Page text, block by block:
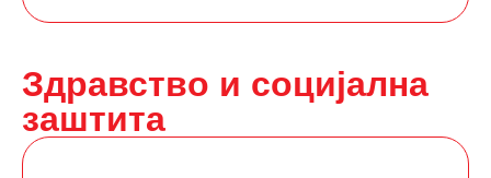
Здравство и социјална
заштита